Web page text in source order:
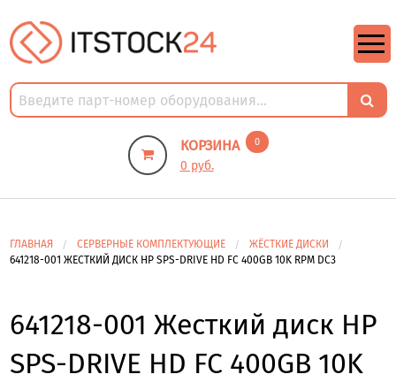
КОРЗИНА 0
0 руб.
ГЛАВНАЯ СЕРВЕРНЫЕ КОМПЛЕКТУЮЩИЕ
ЖЁСТКИЕ ДИСКИ
641218-001 ЖЕСТКИЙ ДИСК HP SPS-DRIVE HD FC 400GB 10K RPM DC3
641218-001 Жесткий диск HP
SPS-DRIVE HD FC 400GB 10K